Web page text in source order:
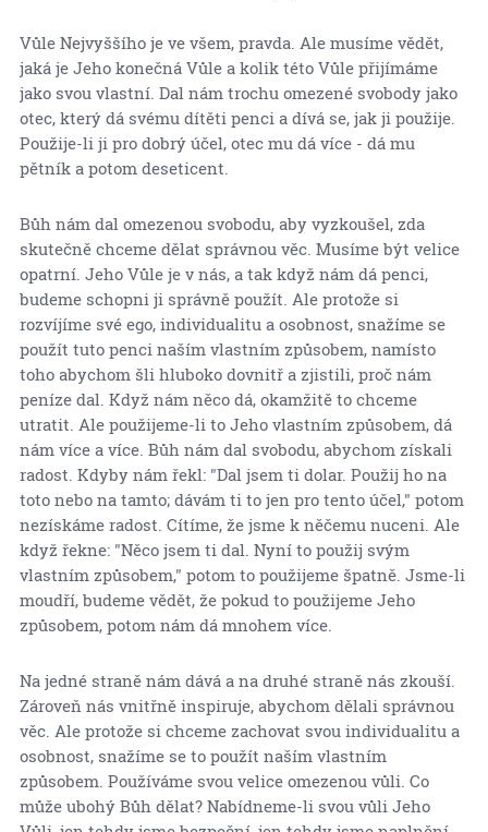
Vůle Nejvyššího je ve všem, pravda. Ale musíme vědět,
jaká je Jeho konečná Vůle a kolik této Vůle přijímáme
jako svou vlastní. Dal nám trochu omezené svobody jako
otec, který dá svému dítěti penci a dívá se, jak ji použije.
Použije-li ji pro dobrý účel, otec mu dá více - dá mu
pětník a potom deseticent.
Bůh nám dal omezenou svobodu, aby vyzkoušel, zda
skutečně chceme dělat správnou věc. Musíme být velice
opatrní. Jeho Vůle je v nás, a tak když nám dá penci,
budeme schopni ji správně použít. Ale protože si
rozvíjíme své ego, individualitu a osobnost, snažíme se
použít tuto penci naším vlastním způsobem, namísto
toho abychom šli hluboko dovnitř a zjistili, proč nám
peníze dal. Když nám něco dá, okamžitě to chceme
utratit. Ale použijeme-li to Jeho vlastním způsobem, dá
nám více a více. Bůh nám dal svobodu, abychom získali
radost. Kdyby nám řekl: "Dal jsem ti dolar. Použij ho na
toto nebo na tamto; dávám ti to jen pro tento účel," potom
nezískáme radost. Cítíme, že jsme k něčemu nuceni. Ale
když řekne: "Něco jsem ti dal. Nyní to použij svým
vlastním způsobem," potom to použijeme špatně. Jsme-li
moudří, budeme vědět, že pokud to použijeme Jeho
způsobem, potom nám dá mnohem více.
Na jedné straně nám dává a na druhé straně nás zkouší.
Zároveň nás vnitřně inspiruje, abychom dělali správnou
věc. Ale protože si chceme zachovat svou individualitu a
osobnost, snažíme se to použít naším vlastním
způsobem. Používáme svou velice omezenou vůli. Co
může ubohý Bůh dělat? Nabídneme-li svou vůli Jeho